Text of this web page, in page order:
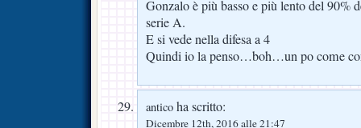
Gonzalo è più basso e più lento del 90%
serie A.
E si vede nella difesa a 4
Quindi io la penso…boh…un po come
antico ha scritto:
Dicembre 12th, 2016 alle 21:47